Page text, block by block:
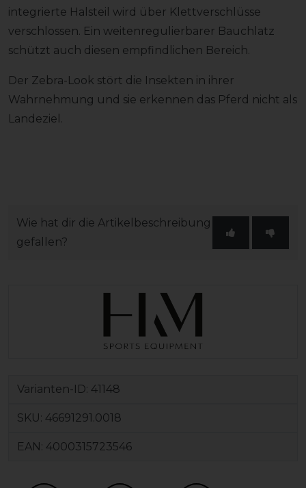
integrierte Halsteil wird über Klettverschlüsse
verschlossen. Ein weitenregulierbarer Bauchlatz
schützt auch diesen empfindlichen Bereich.
Der Zebra-Look stört die Insekten in ihrer
Wahrnehmung und sie erkennen das Pferd nicht als
Landeziel.
Wie hat dir die Artikelbeschreibung
gefallen?
Varianten-ID: 41148
SKU: 46691291.0018
EAN: 4000315723546